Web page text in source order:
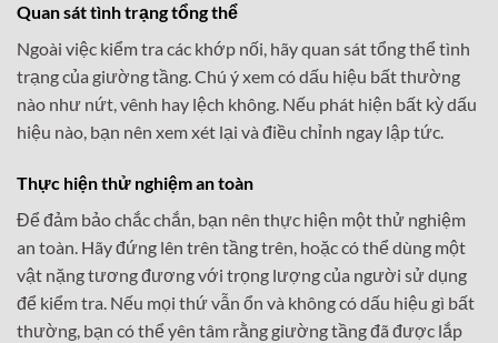
Quan sát tình trạng tổng thể
Ngoài việc kiểm tra các khớp nối, hãy quan sát tổng thể tình
trạng của giường tầng. Chú ý xem có dấu hiệu bất thường
nào như nứt, vênh hay lệch không. Nếu phát hiện bất kỳ dấu
hiệu nào, bạn nên xem xét lại và điều chỉnh ngay lập tức.
Thực hiện thử nghiệm an toàn
Để đảm bảo chắc chắn, bạn nên thực hiện một thử nghiệm
an toàn. Hãy đứng lên trên tầng trên, hoặc có thể dùng một
vật nặng tương đương với trọng lượng của người sử dụng
để kiểm tra. Nếu mọi thứ vẫn ổn và không có dấu hiệu gì bất
thường, bạn có thể yên tâm rằng giường tầng đã được lắp